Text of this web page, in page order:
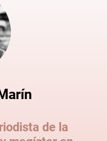
de la